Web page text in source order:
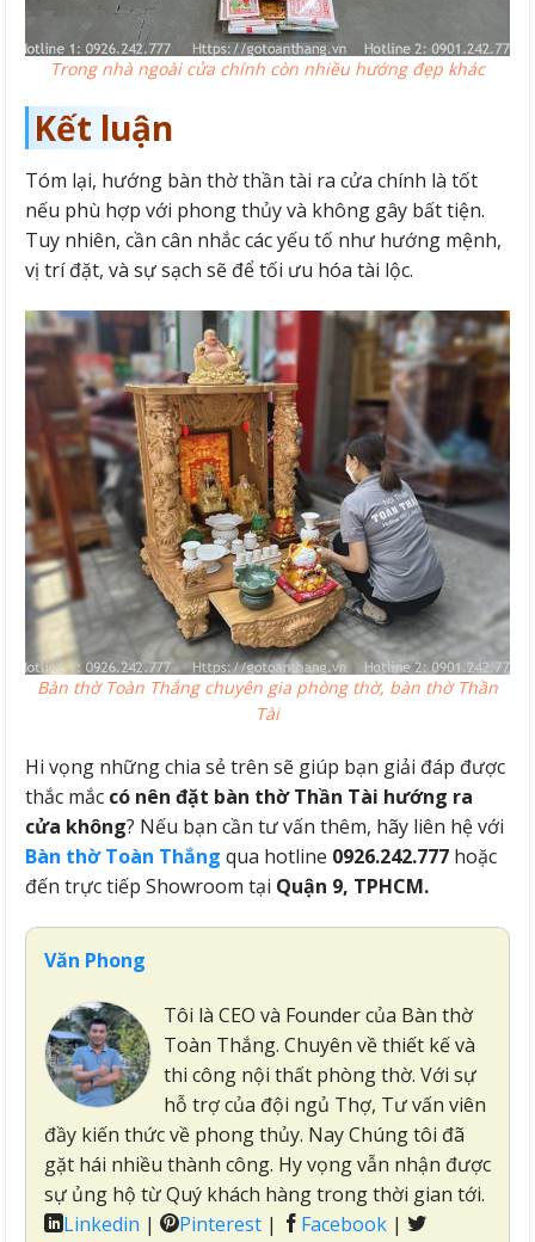
Trong nhà ngoài cửa chính còn nhiều hướng đẹp khác
Kết luận
Tóm lại, hướng bàn thờ thần tài ra cửa chính là tốt
nếu phù hợp với phong thủy và không gây bất tiện.
Tuy nhiên, cần cân nhắc các yếu tố như hướng mệnh,
vị trí đặt, và sự sạch sẽ để tối ưu hóa tài lộc.
Bàn thờ Toàn Thắng chuyên gia phòng thờ, bàn thờ Thần
Tài
Hi vọng những chia sẻ trên sẽ giúp bạn giải đáp được
thắc mắc có nên đặt bàn thờ Thần Tài hướng ra
cửa không? Nếu bạn cần tư vấn thêm, hãy liên hệ với
Bàn thờ Toàn Thắng qua hotline 0926.242.777 hoặc
đến trực tiếp Showroom tại Quận 9, TPHCM.
Văn Phong
Tôi là CEO và Founder của Bàn thờ
Toàn Thắng. Chuyên về thiết kế và
thi công nội thất phòng thờ. Với sự
hỗ trợ của đội ngủ Thợ, Tư vấn viên
đầy kiến thức về phong thủy. Nay Chúng tôi đã
gặt hái nhiều thành công. Hy vọng vẫn nhận được
sự ủng hộ từ Quý khách hàng trong thời gian tới.
Linkedin | Pinterest | Facebook |